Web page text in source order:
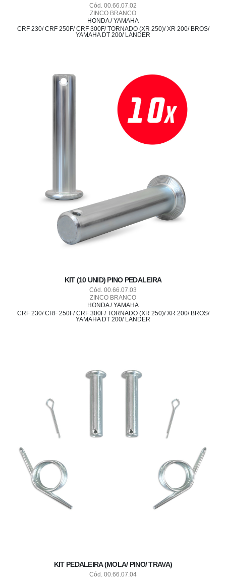
Cód. 00.66.07.02
ZINCO BRANCO
HONDA / YAMAHA
CRF 230/ CRF 250F/ CRF 300F/ TORNADO (XR 250)/ XR 200/ BROS/
YAMAHA DT 200/ LANDER
KIT (10 UNID) PINO PEDALEIRA
Cód. 00.66.07.03
ZINCO BRANCO
HONDA / YAMAHA
CRF 230/ CRF 250F/ CRF 300F/ TORNADO (XR 250)/ XR 200/ BROS/
YAMAHA DT 200/ LANDER
KIT PEDALEIRA (MOLA/ PINO/ TRAVA)
Cód. 00.66.07.04